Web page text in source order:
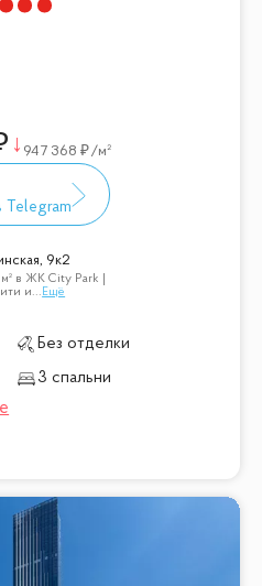
947 368 /м²
9к2
в ЖК City Park |
и... Ещё
Без отделки
3 спальни